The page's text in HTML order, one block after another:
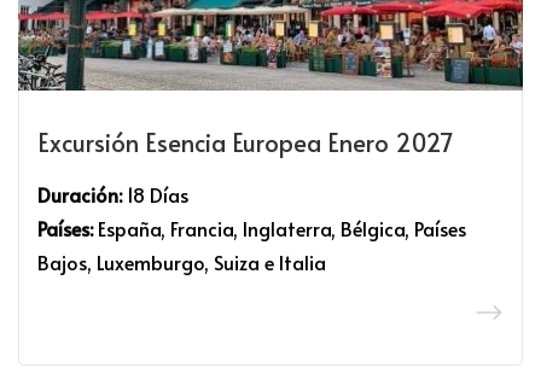
Excursión Esencia Europea Enero 2027
Duración:18 Días
Países:España, Francia, Inglaterra, Bélgica, Países
Bajos, Luxemburgo, Suiza e Italia